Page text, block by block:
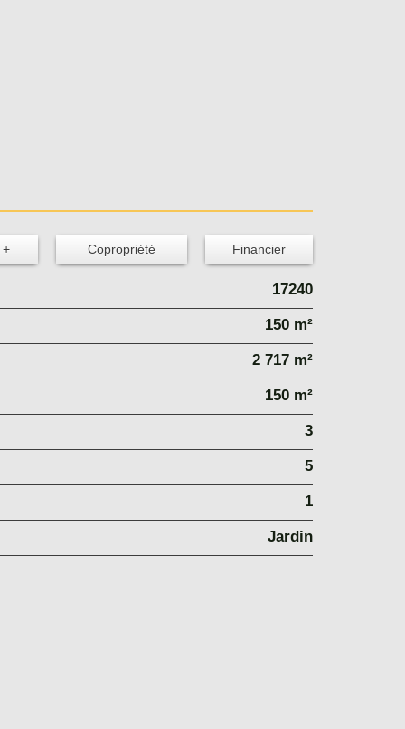
+ Copropriété Financier
17240
150 m²
2 717 m²
150 m²
3
5
1
Jardin